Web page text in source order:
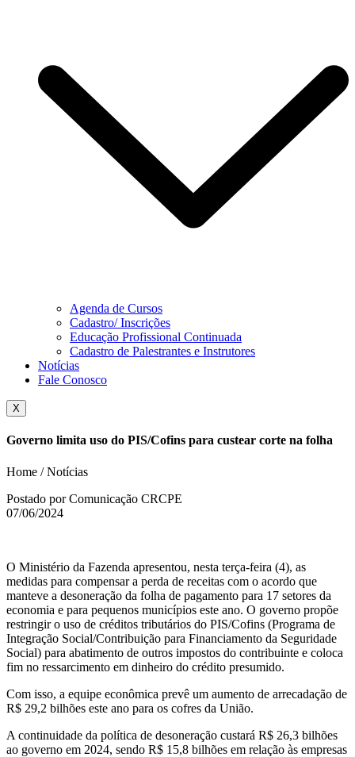
Agenda de Cursos
Cadastro/ Inscrições
Educação Profissional Continuada
Cadastro de Palestrantes e Instrutores
Notícias
Fale Conosco
X
Governo limita uso do PIS/Cofins para custear corte na folha
Home / Notícias
Postado por Comunicação CRCPE
07/06/2024
O Ministério da Fazenda apresentou, nesta terça-feira (4), as
medidas para compensar a perda de receitas com o acordo que
manteve a desoneração da folha de pagamento para 17 setores da
economia e para pequenos municípios este ano. O governo propõe
restringir o uso de créditos tributários do PIS/Cofins (Programa de
Integração Social/Contribuição para Financiamento da Seguridade
Social) para abatimento de outros impostos do contribuinte e coloca
fim no ressarcimento em dinheiro do crédito presumido.
Com isso, a equipe econômica prevê um aumento de arrecadação de
R$ 29,2 bilhões este ano para os cofres da União.
A continuidade da política de desoneração custará R$ 26,3 bilhões
ao governo em 2024, sendo R$ 15,8 bilhões em relação às empresas